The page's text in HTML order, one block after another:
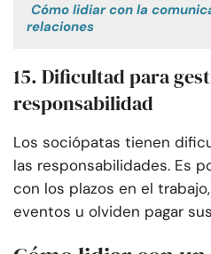
Cómo lidiar con la
relaciones
15. Dificultad para
responsabilidad
Los sociópatas tienen
las responsabilidades. Es
con los plazos en el
eventos u olviden pagar